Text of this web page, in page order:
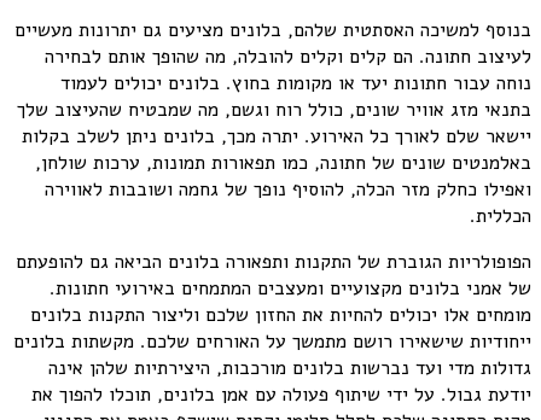
בנוסף למשיכה האסתטית שלהם, בלונים מציעים גם יתרונות מעשיים
לעיצוב חתונה. הם קלים וקלים להובלה, מה שהופך אותם לבחירה
נוחה עבור חתונות יעד או מקומות בחוץ. בלונים יכולים לעמוד
בתנאי מזג אוויר שונים, כולל רוח וגשם, מה שמבטיח שהעיצוב שלך
יישאר שלם לאורך כל האירוע. יתרה מכך, בלונים ניתן לשלב בקלות
באלמנטים שונים של חתונה, כמו תפאורות תמונות, ערכות שולחן,
ואפילו כחלק מזר הכלה, להוסיף נופך של גחמה ושובבות לאווירה
הכללית.
הפופולריות הגוברת של התקנות ותפאורה בלונים הביאה גם להופעתם
של אמני בלונים מקצועיים ומעצבים המתמחים באירועי חתונות.
מומחים אלו יכולים להחיות את החזון שלכם וליצור התקנות בלונים
ייחודיות שישאירו רושם מתמשך על האורחים שלכם. מקשתות בלונים
גדולות מדי ועד נברשות בלונים מורכבות, היצירתיות שלהן אינה
יודעת גבול. על ידי שיתוף פעולה עם אמן בלונים, תוכלו להפוך את